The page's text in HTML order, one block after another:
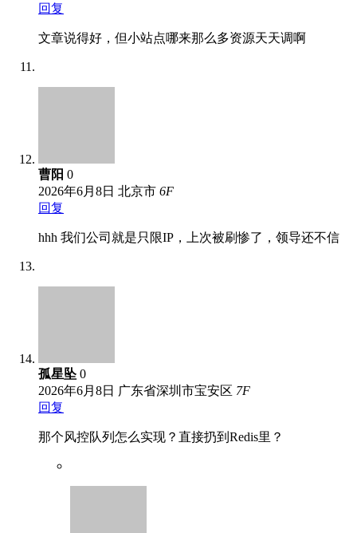
回复
文章说得好，但小站点哪来那么多资源天天调啊
曹阳 0
2026年6月8日 北京市 6F
回复
hhh 我们公司就是只限IP，上次被刷惨了，领导还不信
孤星坠 0
2026年6月8日 广东省深圳市宝安区 7F
回复
那个风控队列怎么实现？直接扔到Redis里？